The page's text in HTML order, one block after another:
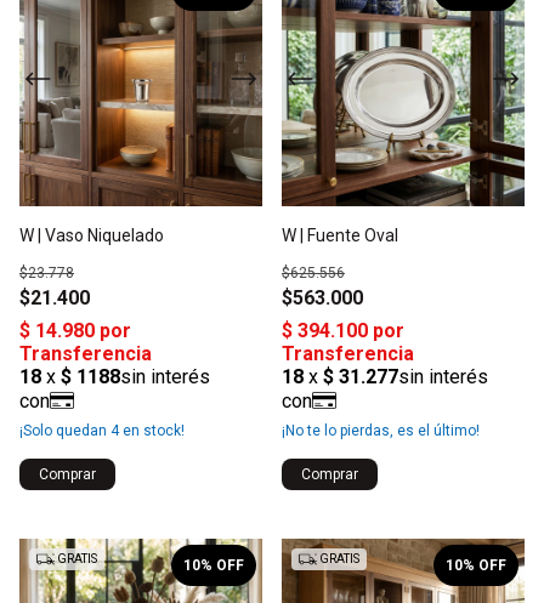
W | Vaso Niquelado
$21.400
$23.778
¡Solo quedan 4en stock!
W | Fuente Oval
$563.000
$625.556
¡No te lo pierdas, es el último!
1/2
GRATIS 10% OFF 1/2
GRATIS 10% OFF